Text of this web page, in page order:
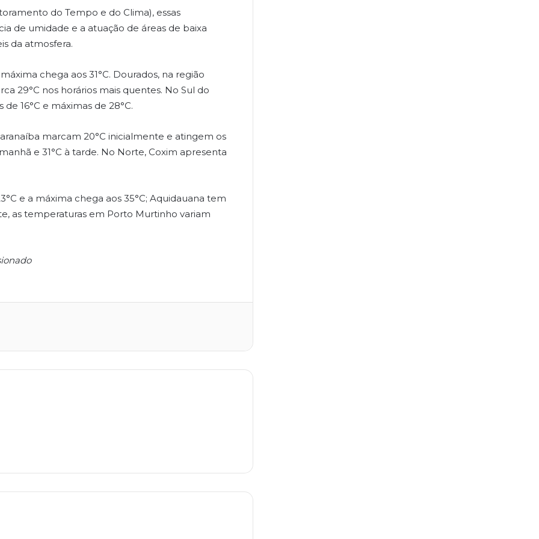
do Tempo e do Clima), essas
de umidade e a atuação de áreas de baixa
da atmosfera.
chega aos 31°C. Dourados, na região
29°C nos horários mais quentes. No Sul do
16°C e máximas de 28°C.
marcam 20°C inicialmente e atingem os
e 31°C à tarde. No Norte, Coxim apresenta
e a máxima chega aos 35°C; Aquidauana tem
as temperaturas em Porto Murtinho variam